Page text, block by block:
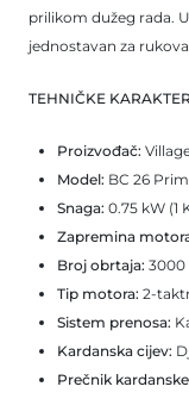
prilikom dužeg rada.
jednostavan za
TEHNIČKE
Proizvođač:
Model: BC 26
Snaga: 0.75 kW (1
Zapremina
Broj obrtaja: 3000
Tip motora: 2-
Sistem prenosa:
Kardanska cijev:
Prečnik